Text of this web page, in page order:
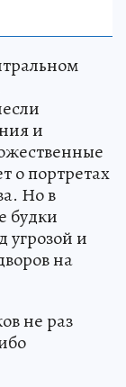
и
о портретах
Но в
будки
угрозой и
на
не раз